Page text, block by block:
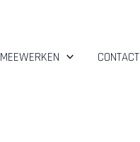
MEEWERKEN CONTACT